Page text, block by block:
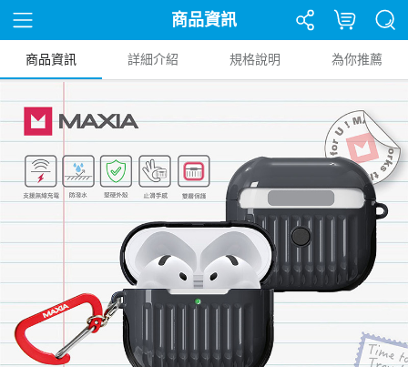
商品資訊
商品資訊 詳細介紹 規格說明 為你推薦